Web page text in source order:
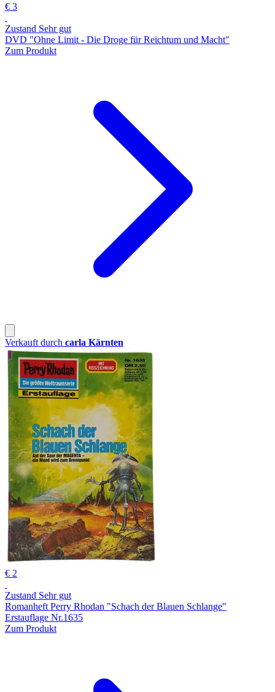
€ 3
Zustand Sehr gut
DVD "Ohne Limit - Die Droge für Reichtum und Macht"
Zum Produkt
Verkauft durch carla Kärnten
€ 2
Zustand Sehr gut
Romanheft Perry Rhodan "Schach der Blauen Schlange"
Erstauflage Nr.1635
Zum Produkt